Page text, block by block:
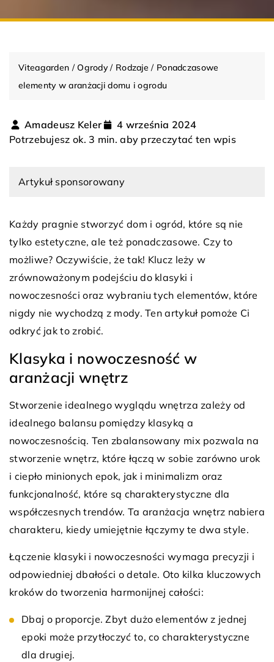
Viteagarden /Ogrody/ Rodzaje / Ponadczasowe
elementy w aranżacji domu i ogrodu
Amadeusz Keler
4 września 2024
Potrzebujesz ok. 3 min. aby przeczytać ten wpis
Artykuł sponsorowany
Każdy pragnie stworzyć dom i ogród, które są nie
tylko estetyczne, ale też ponadczasowe. Czy to
możliwe? Oczywiście, że tak! Klucz leży w
zrównoważonym podejściu do klasyki i
nowoczesności oraz wybraniu tych elementów, które
nigdy nie wychodzą z mody. Ten artykuł pomoże Ci
odkryć jak to zrobić.
Klasyka i nowoczesność w
aranżacji wnętrz
Stworzenie idealnego wyglądu wnętrza zależy od
idealnego balansu pomiędzy klasyką a
nowoczesnością. Ten zbalansowany mix pozwala na
stworzenie wnętrz, które łączą w sobie zarówno urok
i ciepło minionych epok, jak i minimalizm oraz
funkcjonalność, które są charakterystyczne dla
współczesnych trendów. Ta aranżacja wnętrz nabiera
charakteru, kiedy umiejętnie łączymy te dwa style.
Łączenie klasyki i nowoczesności wymaga precyzji i
odpowiedniej dbałości o detale. Oto kilka kluczowych
kroków do tworzenia harmonijnej całości:
Dbaj o proporcje. Zbyt dużo elementów z jednej
epoki może przytłoczyć to, co charakterystyczne
dla drugiej.